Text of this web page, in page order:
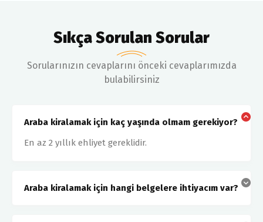
Sıkça Sorulan Sorular
Sorularınızın cevaplarını önceki cevaplarımızda
bulabilirsiniz
Araba kiralamak için kaç yaşında olmam gerekiyor?
En az 2 yıllık ehliyet gereklidir.
Araba kiralamak için hangi belgelere ihtiyacım var?